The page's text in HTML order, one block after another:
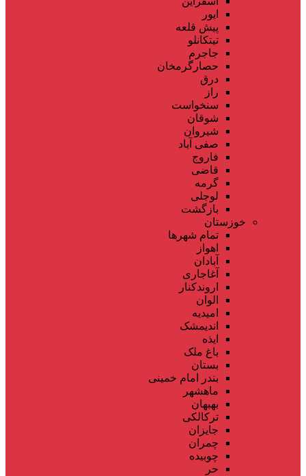
ایور
پیش قلعه
تیتکانلو
جاجرم
حصارگرمخان
درق
راز
سنخواست
شوقان
شیروان
صفی آباد
فاروج
قاضی
گرمه
لوجلی
بازگشت
خوزستان
تمام شهر‌ها
اهواز
آبادان
آغاجاری
اروندکنار
الوان
امیدیه
اندیمشک
ایذه
باغ ملک
بستان
بندر امام خمینی
ماهشهر
بهبهان
ترکالکی
جایزان
چمران
چوبیده
حر